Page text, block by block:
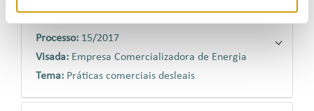
Processo: 15/2017
Visada: Empresa Comercializadora de Energia
Tema: Práticas comerciais desleais